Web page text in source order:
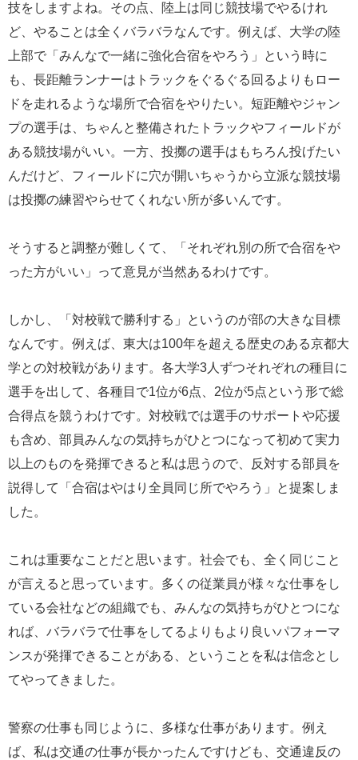
技をしますよね。その点、陸上は同じ競技場でやるけれ
ど、やることは全くバラバラなんです。例えば、大学の陸
上部で「みんなで一緒に強化合宿をやろう」という時に
も、長距離ランナーはトラックをぐるぐる回るよりもロー
ドを走れるような場所で合宿をやりたい。短距離やジャン
プの選手は、ちゃんと整備されたトラックやフィールドが
ある競技場がいい。一方、投擲の選手はもちろん投げたい
んだけど、フィールドに穴が開いちゃうから立派な競技場
は投擲の練習やらせてくれない所が多いんです。
そうすると調整が難しくて、「それぞれ別の所で合宿をや
った方がいい」って意見が当然あるわけです。
しかし、「対校戦で勝利する」というのが部の大きな目標
なんです。例えば、東大は100年を超える歴史のある京都大
学との対校戦があります。各大学3人ずつそれぞれの種目に
選手を出して、各種目で1位が6点、2位が5点という形で総
合得点を競うわけです。対校戦では選手のサポートや応援
も含め、部員みんなの気持ちがひとつになって初めて実力
以上のものを発揮できると私は思うので、反対する部員を
説得して「合宿はやはり全員同じ所でやろう」と提案しま
した。
これは重要なことだと思います。社会でも、全く同じこと
が言えると思っています。多くの従業員が様々な仕事をし
ている会社などの組織でも、みんなの気持ちがひとつにな
れば、バラバラで仕事をしてるよりもより良いパフォーマ
ンスが発揮できることがある、ということを私は信念とし
てやってきました。
警察の仕事も同じように、多様な仕事があります。例え
ば、私は交通の仕事が長かったんですけども、交通違反の